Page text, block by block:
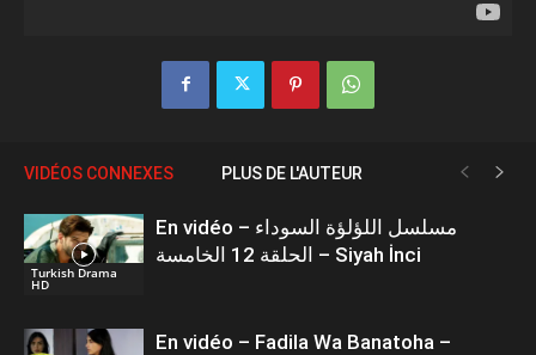
VIDÉOS CONNEXES PLUS DE L'AUTEUR
Turkish Drama
HD
En vidéo – مسلسل اللؤلؤة السوداء
الحلقة 12 الخامسة – Siyah İnci
En vidéo – Fadila Wa Banatoha –